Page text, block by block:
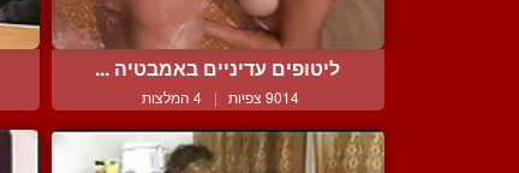
ליטופים עדיניים באמבטיה ...
9014 צפיות | 4 המלצות